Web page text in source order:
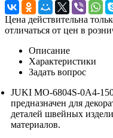
Цена действительна
отличаться от цен в
Описание
Характеристики
Задать вопрос
JUKI MO-6804S-0A4-
предназначен для
деталей швейных
материалов.